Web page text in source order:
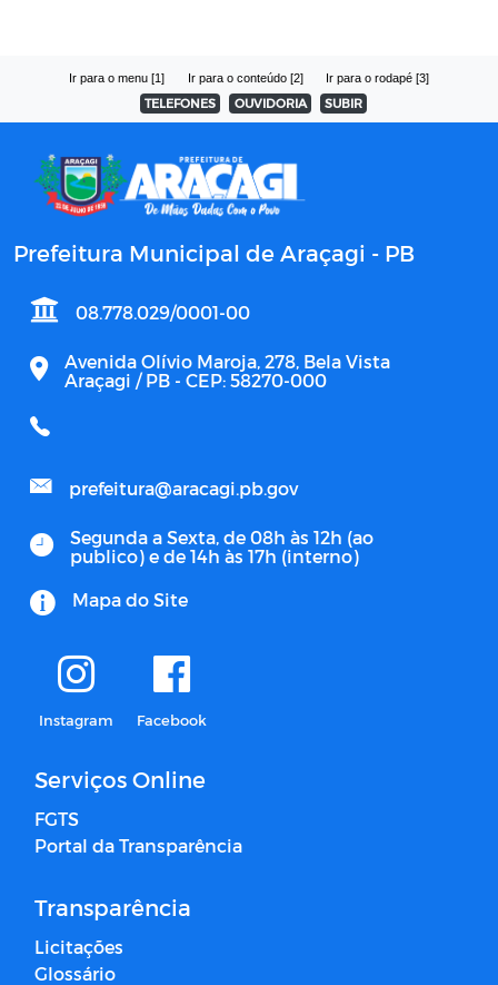
Ir para o menu [1] Ir para o conteúdo [2] Ir para o rodapé [3]
TELEFONES OUVIDORIA SUBIR
Prefeitura Municipal de Araçagi - PB
08.778.029/0001-00
Avenida Olívio Maroja, 278, Bela Vista
Araçagi / PB - CEP: 58270-000
prefeitura@aracagi.pb.gov
Segunda a Sexta, de 08h às 12h (ao
publico) e de 14h às 17h (interno)
Mapa do Site
Instagram Facebook
Serviços Online
FGTS
Portal da Transparência
Transparência
Licitações
Glossário